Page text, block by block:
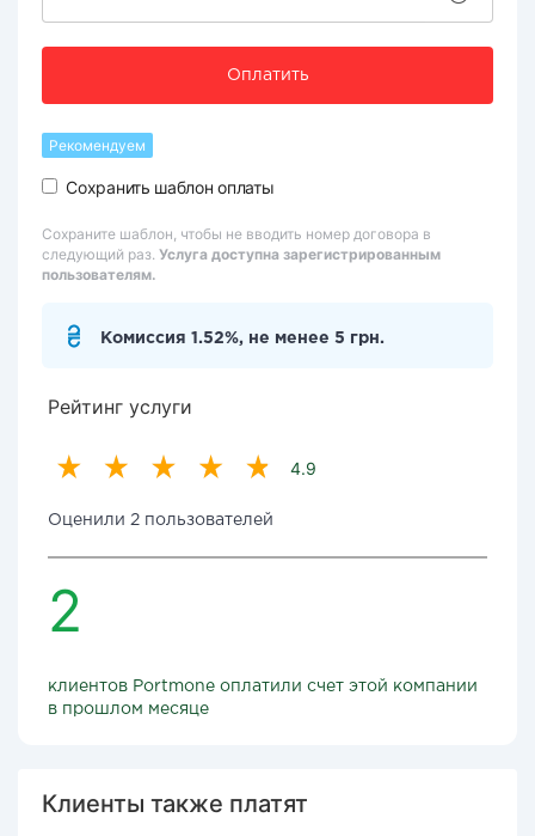
Оплатить
Рекомендуем
Сохранить шаблон оплаты
Сохраните шаблон, чтобы не вводить номер договора в
следующий раз. Услуга доступна зарегистрированным
пользователям.
Комиссия 1.52%, не менее 5 грн.
Рейтинг услуги
4.9
Оценили 2 пользователей
2
клиентов Portmone оплатили счет этой компании
в прошлом месяце
Клиенты также платят